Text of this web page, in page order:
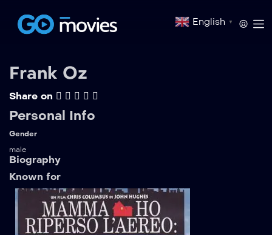
English ▼
Frank Oz
Share on
Personal Info
Gender
male
Biography
Known for